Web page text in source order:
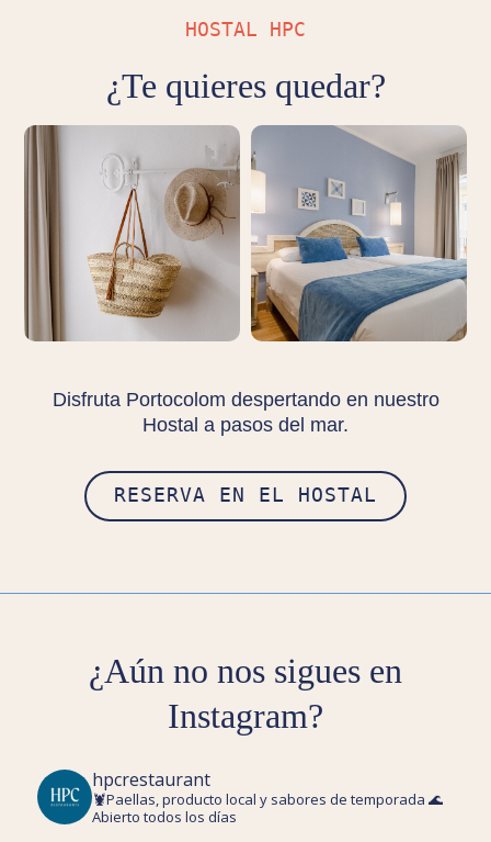
HOSTAL HPC
¿Te quieres quedar?
Disfruta Portocolom despertando en nuestro
Hostal a pasos del mar.
RESERVA EN EL HOSTAL
¿Aún no nos sigues en
Instagram?
hpcrestaurant
🦞Paellas, producto local y sabores de temporada 🌊
Abierto todos los días